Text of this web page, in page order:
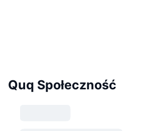
Quq Społeczność